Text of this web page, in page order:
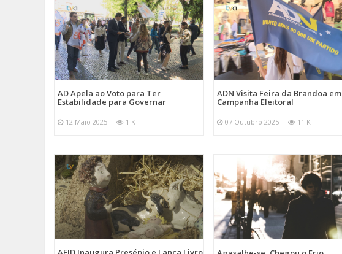
AD Apela ao Voto para Ter
Estabilidade para Governar
12 Maio 2025 1 K
ADN Visita Feira da Brandoa em
Campanha Eleitoral
07 Outubro 2025 11 K